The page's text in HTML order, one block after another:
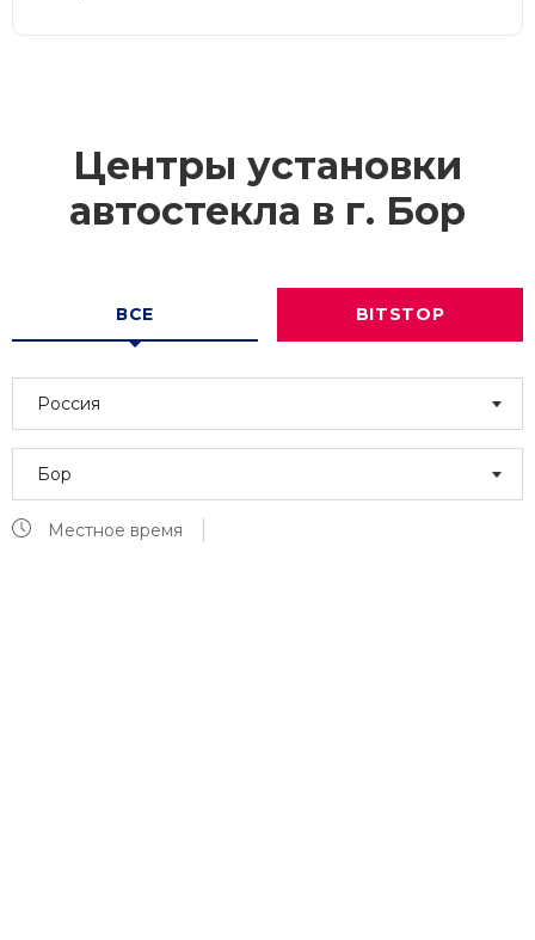
Центры установки
автостекла в г. Бор
ВСЕ BITSTOP
Россия
Бор
Местное время